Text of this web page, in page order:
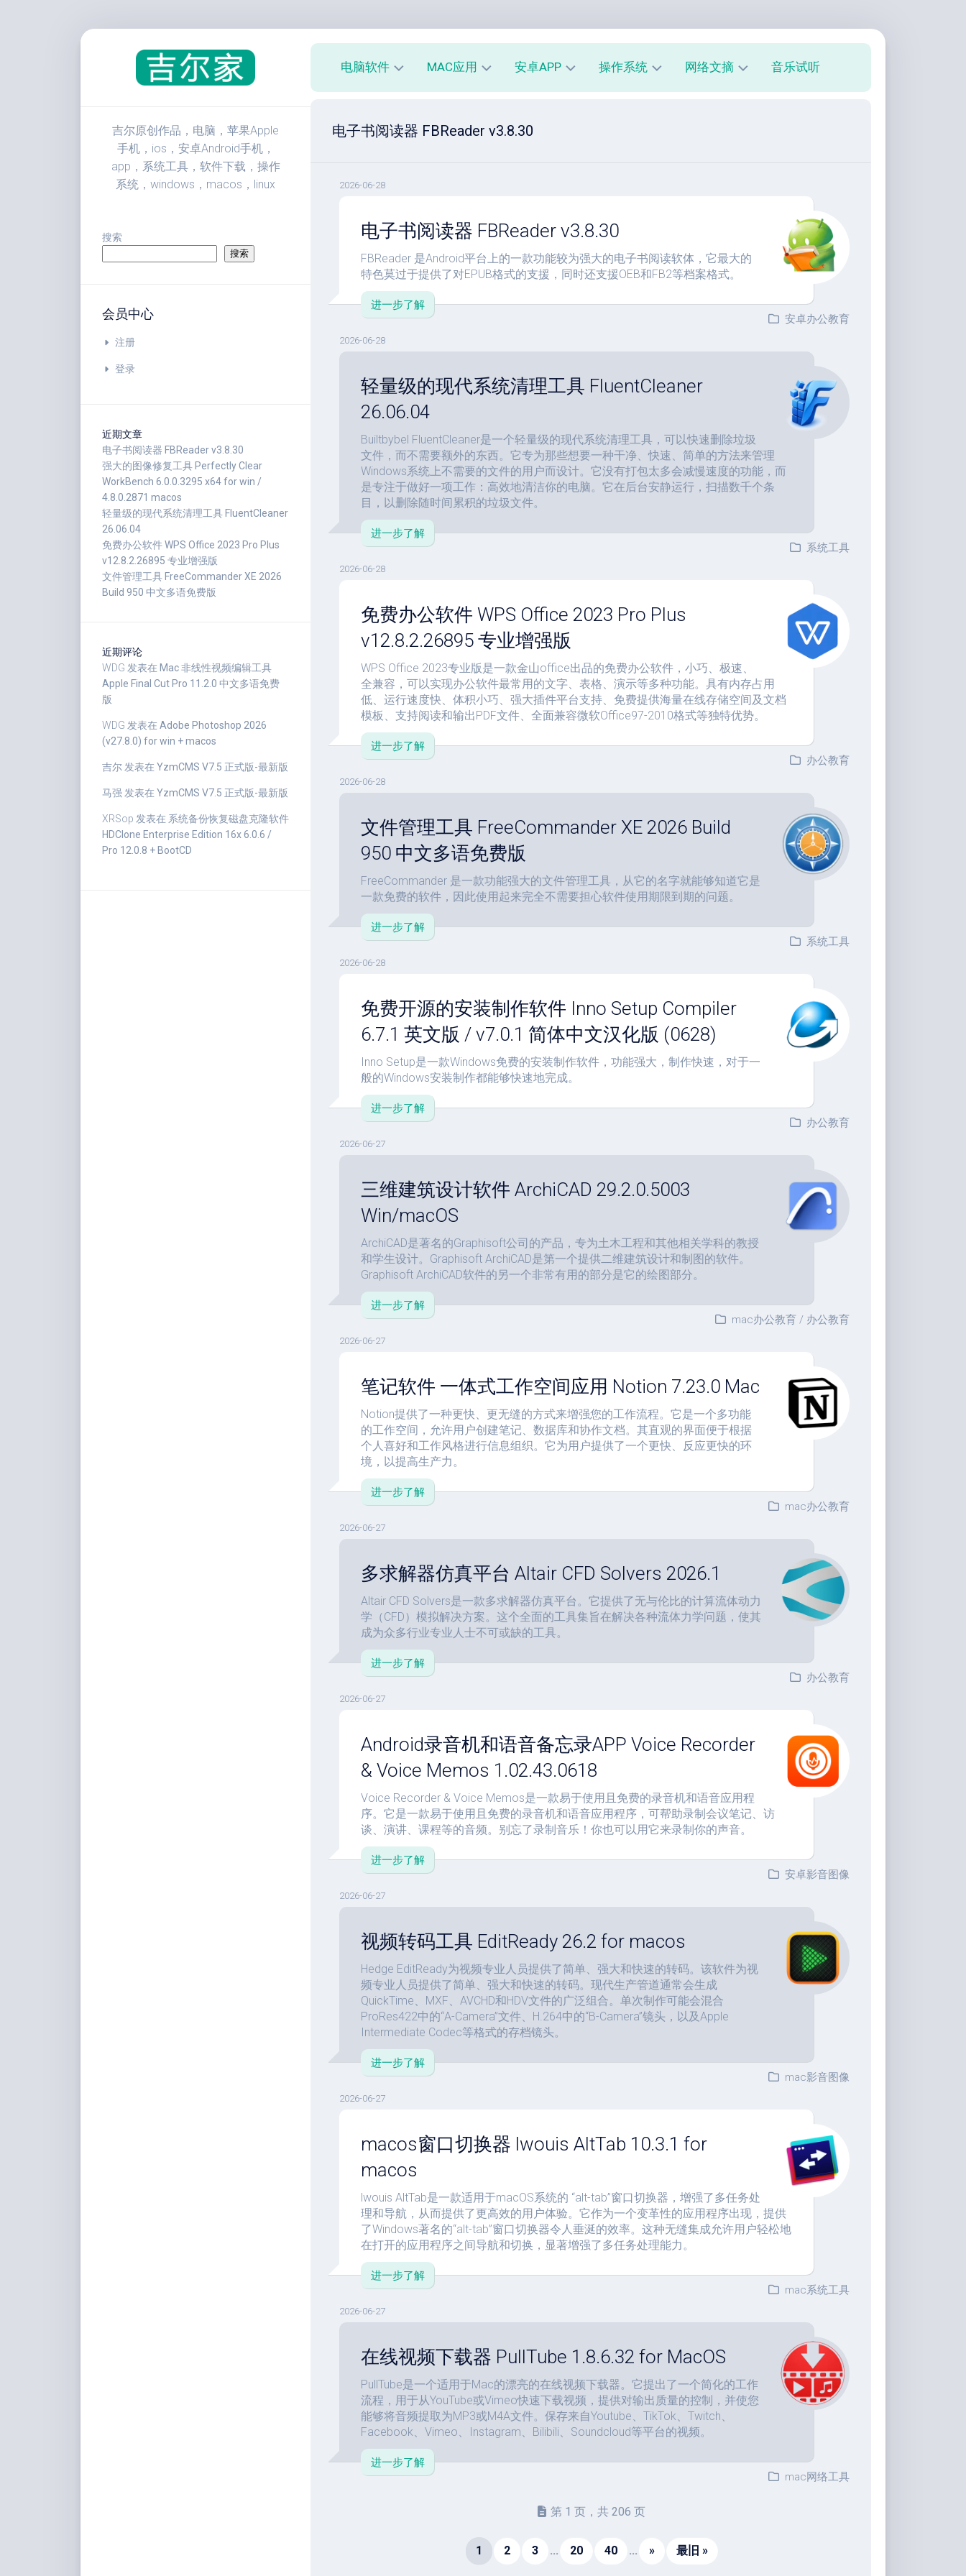
吉尔原创作品，电脑，苹果Apple
手机，ios，安卓Android手机，
app，系统工具，软件下载，操作
系统，windows，macos，linux
搜索
搜索
会员中心
注册
登录
近期文章
电子书阅读器 FBReader v3.8.30
强大的图像修复工具 Perfectly Clear
WorkBench 6.0.0.3295 x64 for win /
4.8.0.2871 macos
轻量级的现代系统清理工具 FluentCleaner
26.06.04
免费办公软件 WPS Office 2023 Pro Plus
v12.8.2.26895 专业增强版
文件管理工具 FreeCommander XE 2026
Build 950 中文多语免费版
近期评论
WDG 发表在 Mac 非线性视频编辑工具
Apple Final Cut Pro 11.2.0 中文多语免费
版
WDG 发表在 Adobe Photoshop 2026
(v27.8.0) for win + macos
吉尔 发表在 YzmCMS V7.5 正式版-最新版
马强 发表在 YzmCMS V7.5 正式版-最新版
XRSop 发表在 系统备份恢复磁盘克隆软件
HDClone Enterprise Edition 16x 6.0.6 /
Pro 12.0.8 + BootCD
电脑软件
公
系
像
动
MAC应用
办
系
统
具
mac
影
音
mac
驱
具
mac
网
络
工
安卓APP
卓
卓
统
工
图
像
卓
驱
动
工
具
卓
操作系统
具
网络文摘
朋
友
音乐试听
电子书阅读器 FBReader v3.8.30
2026-06-28
电子书阅读器 FBReader v3.8.30
FBReader 是Android平台上的一款功能较为强大的电子书阅读软体，它最大的
特色莫过于提供了对EPUB格式的支援，同时还支援OEB和FB2等档案格式。
进一步了解
安卓办公教育
2026-06-28
轻量级的现代系统清理工具 FluentCleaner
26.06.04
Builtbybel FluentCleaner是一个轻量级的现代系统清理工具，可以快速删除垃圾
文件，而不需要额外的东西。它专为那些想要一种干净、快速、简单的方法来管理
Windows系统上不需要的文件的用户而设计。它没有打包太多会减慢速度的功能，而
是专注于做好一项工作：高效地清洁你的电脑。它在后台安静运行，扫描数千个条
目，以删除随时间累积的垃圾文件。
进一步了解
系统工具
2026-06-28
免费办公软件 WPS Office 2023 Pro Plus
v12.8.2.26895 专业增强版
WPS Office 2023专业版是一款金山office出品的免费办公软件，小巧、极速、
全兼容，可以实现办公软件最常用的文字、表格、演示等多种功能。具有内存占用
低、运行速度快、体积小巧、强大插件平台支持、免费提供海量在线存储空间及文档
模板、支持阅读和输出PDF文件、全面兼容微软Office97-2010格式等独特优势。
进一步了解
办公教育
2026-06-28
文件管理工具 FreeCommander XE 2026 Build
950 中文多语免费版
FreeCommander 是一款功能强大的文件管理工具，从它的名字就能够知道它是
一款免费的软件，因此使用起来完全不需要担心软件使用期限到期的问题。
进一步了解
系统工具
2026-06-28
免费开源的安装制作软件 Inno Setup Compiler
6.7.1 英文版 / v7.0.1 简体中文汉化版 (0628)
Inno Setup是一款Windows免费的安装制作软件，功能强大，制作快速，对于一
般的Windows安装制作都能够快速地完成。
进一步了解
办公教育
2026-06-27
三维建筑设计软件 ArchiCAD 29.2.0.5003
Win/macOS
ArchiCAD是著名的Graphisoft公司的产品，专为土木工程和其他相关学科的教授
和学生设计。Graphisoft ArchiCAD是第一个提供二维建筑设计和制图的软件。
Graphisoft ArchiCAD软件的另一个非常有用的部分是它的绘图部分。
进一步了解
mac办公教育 / 办公教育
2026-06-27
笔记软件 一体式工作空间应用 Notion 7.23.0 Mac
Notion提供了一种更快、更无缝的方式来增强您的工作流程。它是一个多功能
的工作空间，允许用户创建笔记、数据库和协作文档。其直观的界面便于根据
个人喜好和工作风格进行信息组织。它为用户提供了一个更快、反应更快的环
境，以提高生产力。
进一步了解
mac办公教育
2026-06-27
多求解器仿真平台 Altair CFD Solvers 2026.1
Altair CFD Solvers是一款多求解器仿真平台。它提供了无与伦比的计算流体动力
学（CFD）模拟解决方案。这个全面的工具集旨在解决各种流体力学问题，使其
成为众多行业专业人士不可或缺的工具。
进一步了解
办公教育
2026-06-27
Android录音机和语音备忘录APP Voice Recorder
& Voice Memos 1.02.43.0618
Voice Recorder & Voice Memos是一款易于使用且免费的录音机和语音应用程
序。它是一款易于使用且免费的录音机和语音应用程序，可帮助录制会议笔记、访
谈、演讲、课程等的音频。别忘了录制音乐！你也可以用它来录制你的声音。
进一步了解
安卓影音图像
2026-06-27
视频转码工具 EditReady 26.2 for macos
Hedge EditReady为视频专业人员提供了简单、强大和快速的转码。该软件为视
频专业人员提供了简单、强大和快速的转码。现代生产管道通常会生成
QuickTime、MXF、AVCHD和HDV文件的广泛组合。单次制作可能会混合
ProRes422中的“A-Camera”文件、H.264中的“B-Camera”镜头，以及Apple
Intermediate Codec等格式的存档镜头。
进一步了解
mac影音图像
2026-06-27
macos窗口切换器 lwouis AltTab 10.3.1 for
macos
lwouis AltTab是一款适用于macOS系统的 “alt-tab”窗口切换器，增强了多任务处
理和导航，从而提供了更高效的用户体验。它作为一个变革性的应用程序出现，提供
了Windows著名的“alt-tab”窗口切换器令人垂涎的效率。这种无缝集成允许用户轻松地
在打开的应用程序之间导航和切换，显著增强了多任务处理能力。
进一步了解
mac系统工具
2026-06-27
在线视频下载器 PullTube 1.8.6.32 for MacOS
PullTube是一个适用于Mac的漂亮的在线视频下载器。它提出了一个简化的工作
流程，用于从YouTube或Vimeo快速下载视频，提供对输出质量的控制，并使您
能够将音频提取为MP3或M4A文件。保存来自Youtube、TikTok、Twitch、
Facebook、Vimeo、Instagram、Bilibili、Soundcloud等平台的视频。
进一步了解
mac网络工具
第 1 页，共 206 页
1 2 3 ... 20 40 ... » 最旧 »